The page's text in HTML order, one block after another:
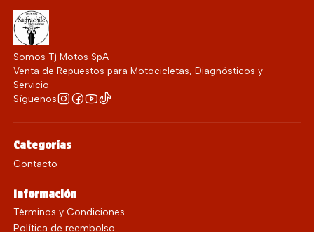
Somos Tj Motos SpA
Venta de Repuestos para Motocicletas, Diagnósticos y
Servicio
Síguenos
Categorías
Contacto
Información
Términos y Condiciones
Política de reembolso